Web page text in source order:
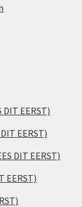
EERST)
EERST)
DIT EERST)
EERST)